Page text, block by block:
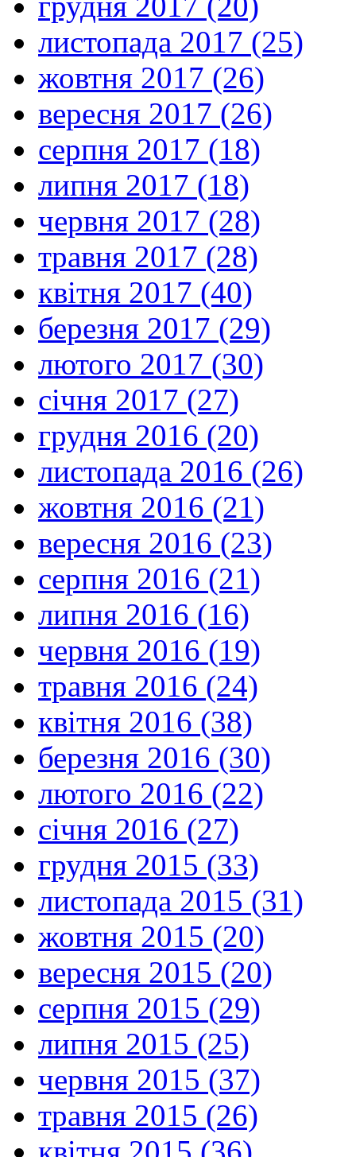
листопада 2017 (25)
жовтня 2017 (26)
вересня 2017 (26)
серпня 2017 (18)
липня 2017 (18)
червня 2017 (28)
травня 2017 (28)
квітня 2017 (40)
березня 2017 (29)
лютого 2017 (30)
січня 2017 (27)
грудня 2016 (20)
листопада 2016 (26)
жовтня 2016 (21)
вересня 2016 (23)
серпня 2016 (21)
липня 2016 (16)
червня 2016 (19)
травня 2016 (24)
квітня 2016 (38)
березня 2016 (30)
лютого 2016 (22)
січня 2016 (27)
грудня 2015 (33)
листопада 2015 (31)
жовтня 2015 (20)
вересня 2015 (20)
серпня 2015 (29)
липня 2015 (25)
червня 2015 (37)
травня 2015 (26)